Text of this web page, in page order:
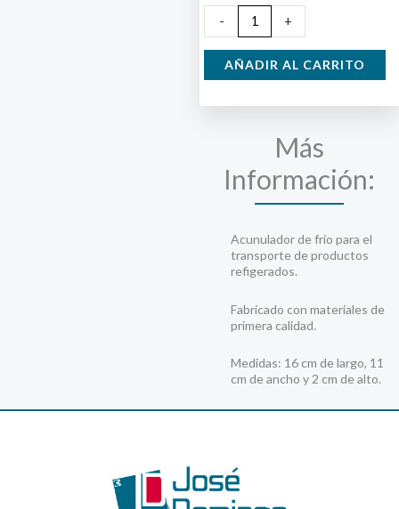
-
Acumulador
de
+
AÑADIR AL CARRITO
Más
Información:
Acunulador de frío para el
transporte de productos
refigerados.
Fabricado con materiales de
primera calidad.
Medidas: 16 cm de largo, 11
cm de ancho y 2 cm de alto.